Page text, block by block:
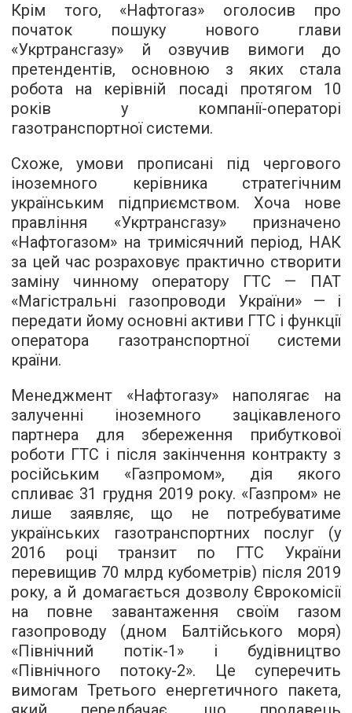
Крім того, «Нафтогаз» оголосив про
початок пошуку нового глави
«Укртрансгазу» й озвучив вимоги до
претендентів, основною з яких стала
робота на керівній посаді протягом 10
років у компанії-операторі
газотранспортної системи.
Схоже, умови прописані під чергового
іноземного керівника стратегічним
українським підприємством. Хоча нове
правління «Укртрансгазу» призначено
«Нафтогазом» на тримісячний період, НАК
за цей час розраховує практично створити
заміну чинному оператору ГТС — ПАТ
«Магістральні газопроводи України» — і
передати йому основні активи ГТС і функції
оператора газотранспортної системи
країни.
Менеджмент «Нафтогазу» наполягає на
залученні іноземного зацікавленого
партнера для збереження прибуткової
роботи ГТС і після закінчення контракту з
російським «Газпромом», дія якого
спливає 31 грудня 2019 року. «Газпром» не
лише заявляє, що не потребуватиме
українських газотранспортних послуг (у
2016 році транзит по ГТС України
перевищив 70 млрд кубометрів) після 2019
року, а й домагається дозволу Єврокомісії
на повне завантаження своїм газом
газопроводу (дном Балтійського моря)
«Північний потік-1» і будівництво
«Північного потоку-2». Це суперечить
вимогам Третього енергетичного пакета,